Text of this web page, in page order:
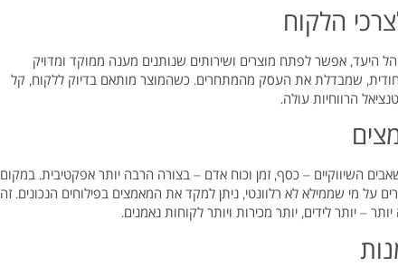
הלקוח
היעד, אפשר לפתח מוצרים ושירותים שנותנים מענה ממוקד ומדויק
שמבדלת את העסק מהמתחרים. כשהמוצר מותאם בדיוק ללקוח, קל
הרווחיות עולה.
השיווקיים – כסף, זמן וכוח אדם – בצורה הרבה יותר אפקטיבית. במקום
על מי שממילא לא רלוונטי, ניתן למקד את המאמצים בפילוחים הנכונים. זה
– יותר לידים, יותר מכירות ויותר לקוחות נאמנים.